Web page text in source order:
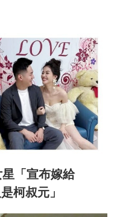
「宣布嫁給
柯叔元」